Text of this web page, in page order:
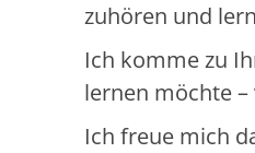
zuhören und
Ich komme zu
lernen möchte
Ich freue mich